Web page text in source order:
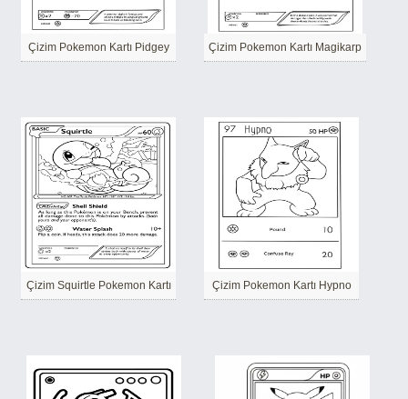
Çizim Pokemon Kartı Pidgey Çizim Pokemon Kartı Magikarp
Çizim Squirtle Pokemon Kartı Çizim Pokemon Kartı Hypno